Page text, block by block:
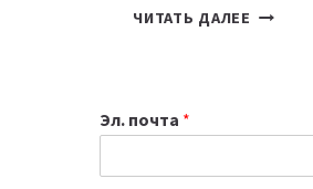
ЧИТАТЬ ДАЛЕЕ КАКОЙ
2026:
Эл. почта *